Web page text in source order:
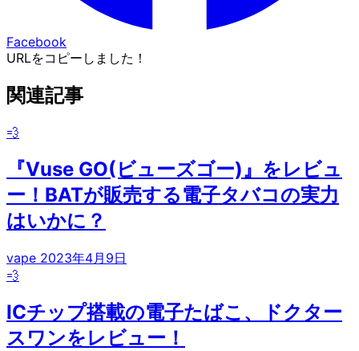
Facebook
URLをコピーしました！
関連記事
💨
『Vuse GO(ビューズゴー)』をレビュ
ー！BATが販売する電子タバコの実力
はいかに？
vape 2023年4月9日
💨
ICチップ搭載の電子たばこ、ドクター
スワンをレビュー！